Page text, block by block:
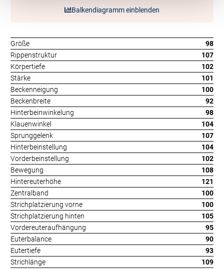
Balkendiagramm einblenden
Größe
98
Rippenstruktur
107
Körpertiefe
102
Stärke
101
Beckenneigung
100
Beckenbreite
92
Hinterbeinwinkelung
98
Klauenwinkel
104
Sprunggelenk
107
Hinterbeinstellung
104
Vorderbeinstellung
102
Bewegung
108
Hintereuterhöhe
121
Zentralband
100
Strichplatzierung vorne
100
Strichplatzierung hinten
105
Vordereuteraufhängung
95
Euterbalance
90
Eutertiefe
93
Strichlänge
109